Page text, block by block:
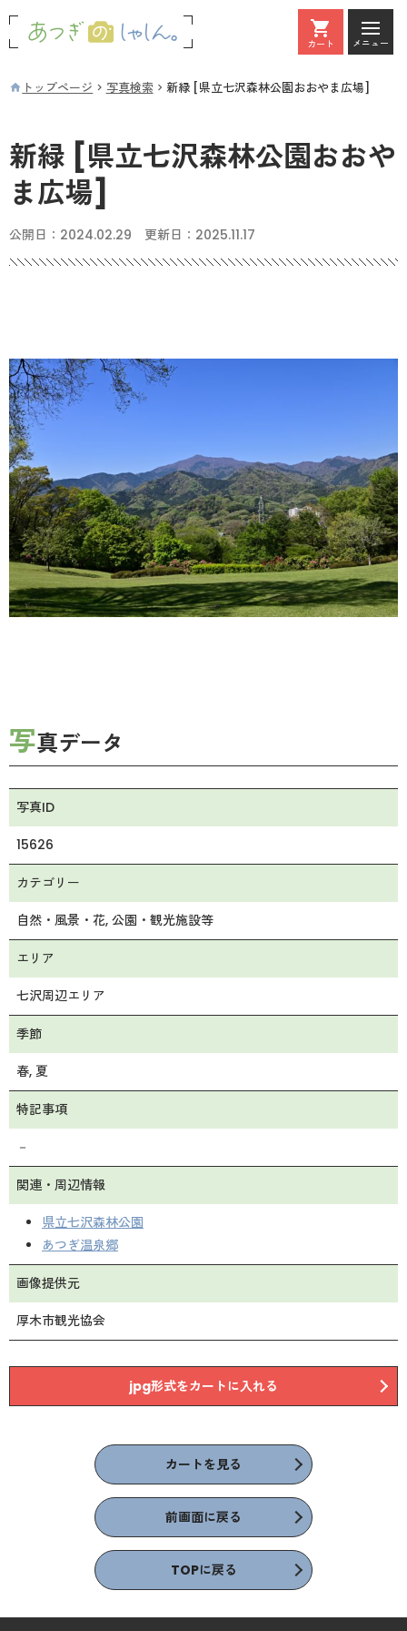
カート
カート メニュー
トップページ 写真検索 新緑 [県立七沢森林公園おおやま広場]
新緑 [県立七沢森林公園おおや
ま広場]
公開日： 2024.02.29 更新日： 2025.11.17
写真データ
写真ID
15626
カテゴリー
自然・風景・花 公園・観光施設等
エリア
七沢周辺エリア
季節
春 夏
特記事項
－
関連・周辺情報
県立七沢森林公園
あつぎ温泉郷
画像提供元
厚木市観光協会
jpg形式をカートに入れる
カートを見る
前画面に戻る
TOPに戻る